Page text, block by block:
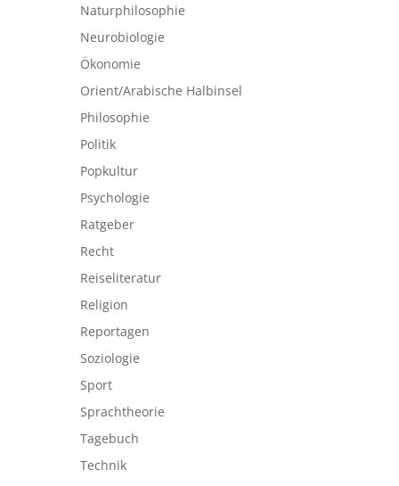
Naturphilosophie
Neurobiologie
Ökonomie
Orient/Arabische Halbinsel
Philosophie
Politik
Popkultur
Psychologie
Ratgeber
Recht
Reiseliteratur
Religion
Reportagen
Soziologie
Sport
Sprachtheorie
Tagebuch
Technik